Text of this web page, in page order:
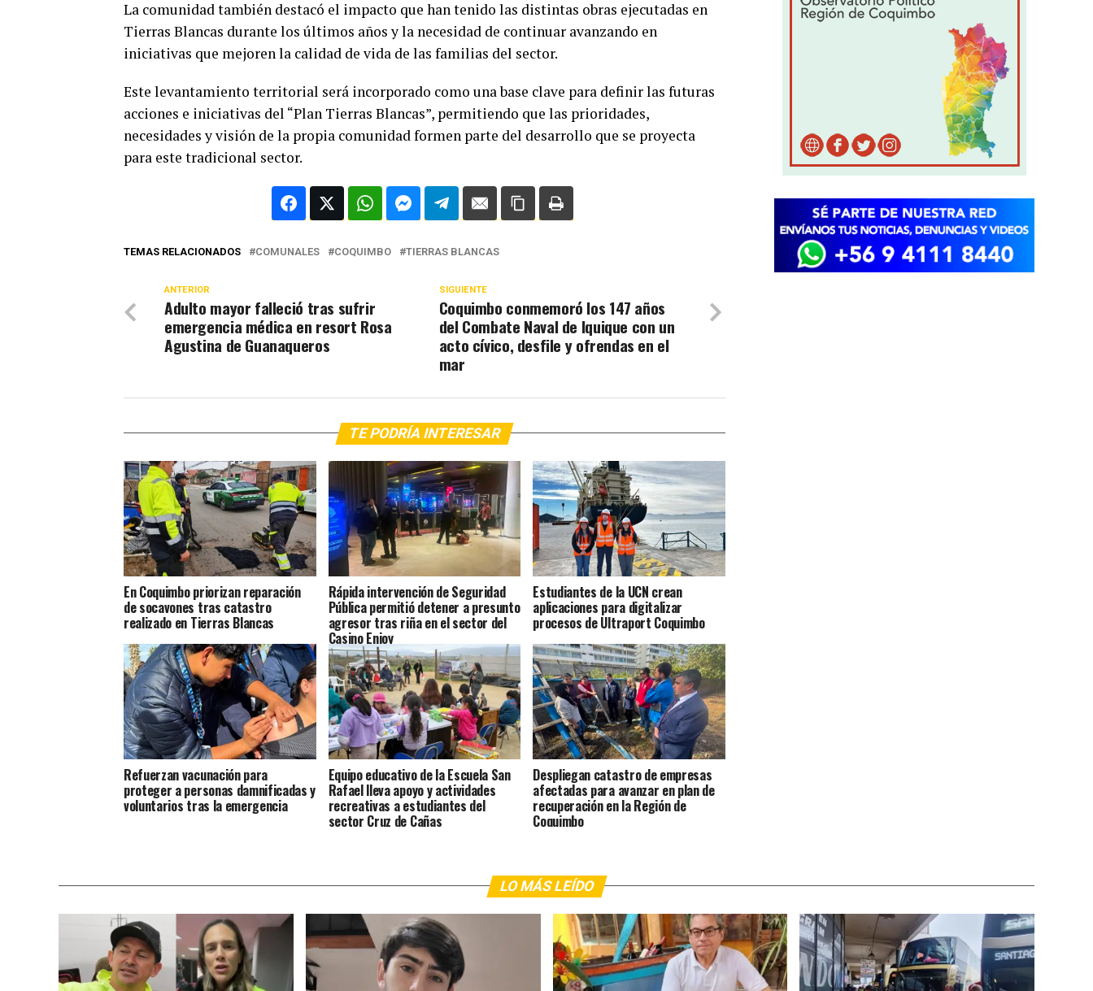
La comunidad también destacó el impacto que han tenido las distintas obras ejecutadas en
Tierras Blancas durante los últimos años y la necesidad de continuar avanzando en
iniciativas que mejoren la calidad de vida de las familias del sector.
Este levantamiento territorial será incorporado como una base clave para definir las futuras
acciones e iniciativas del “Plan Tierras Blancas”, permitiendo que las prioridades,
necesidades y visión de la propia comunidad formen parte del desarrollo que se proyecta
para este tradicional sector.
TEMAS RELACIONADOS COMUNALES COQUIMBO TIERRAS BLANCAS
SIGUIENTE
Coquimbo conmemoró los 147 años
del Combate Naval de Iquique con un
acto cívico, desfile y ofrendas en el
mar
ANTERIOR
Adulto mayor falleció tras sufrir
emergencia médica en resort Rosa
Agustina de Guanaqueros
TE PODRÍA INTERESAR
En Coquimbo priorizan reparación
de socavones tras catastro
realizado en Tierras Blancas
Rápida intervención de Seguridad
Pública permitió detener a presunto
agresor tras riña en el sector del
Casino Enjoy
Estudiantes de la UCN crean
aplicaciones para digitalizar
procesos de Ultraport Coquimbo
Refuerzan vacunación para
proteger a personas damnificadas y
voluntarios tras la emergencia
Equipo educativo de la Escuela San
Rafael lleva apoyo y actividades
recreativas a estudiantes del
sector Cruz de Cañas
Despliegan catastro de empresas
afectadas para avanzar en plan de
recuperación en la Región de
Coquimbo
LO MÁS LEÍDO